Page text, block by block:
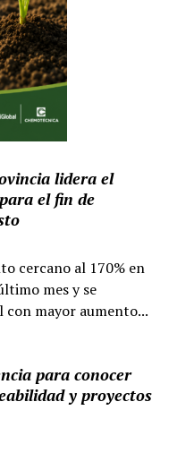
lidera el
el fin de
cercano al 170% en
mes y se
mayor aumento...
para conocer
y proyectos